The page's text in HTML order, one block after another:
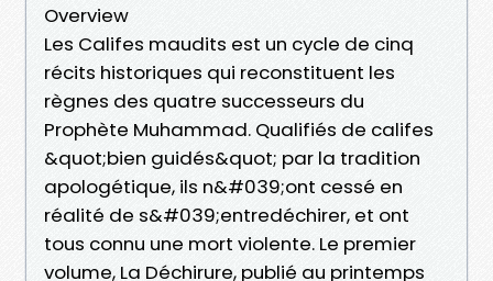
Overview
Les Califes maudits est un cycle de cinq
récits historiques qui reconstituent les
règnes des quatre successeurs du
Prophète Muhammad. Qualifiés de califes
&quot;bien guidés&quot; par la tradition
apologétique, ils n&#039;ont cessé en
réalité de s&#039;entredéchirer, et ont
tous connu une mort violente. Le premier
volume, La Déchirure, publié au printemps